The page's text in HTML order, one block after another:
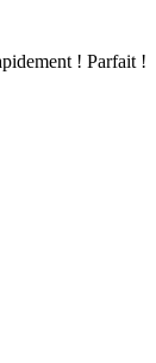
! Parfait !